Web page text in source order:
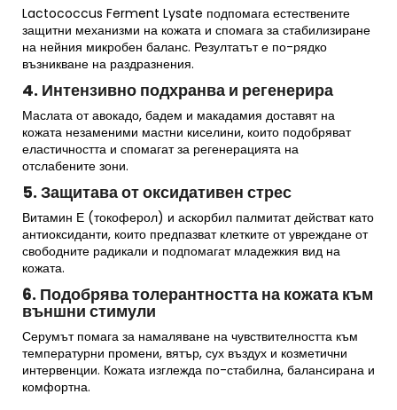
Lactococcus Ferment Lysate подпомага естествените
защитни механизми на кожата и спомага за стабилизиране
на нейния микробен баланс. Резултатът е по-рядко
възникване на раздразнения.
4. Интензивно подхранва и регенерира
Маслата от авокадо, бадем и макадамия доставят на
кожата незаменими мастни киселини, които подобряват
еластичността и спомагат за регенерацията на
отслабените зони.
5. Защитава от оксидативен стрес
Витамин Е (токоферол) и аскорбил палмитат действат като
антиоксиданти, които предпазват клетките от увреждане от
свободните радикали и подпомагат младежкия вид на
кожата.
6. Подобрява толерантността на кожата към
външни стимули
Серумът помага за намаляване на чувствителността към
температурни промени, вятър, сух въздух и козметични
интервенции. Кожата изглежда по-стабилна, балансирана и
комфортна.